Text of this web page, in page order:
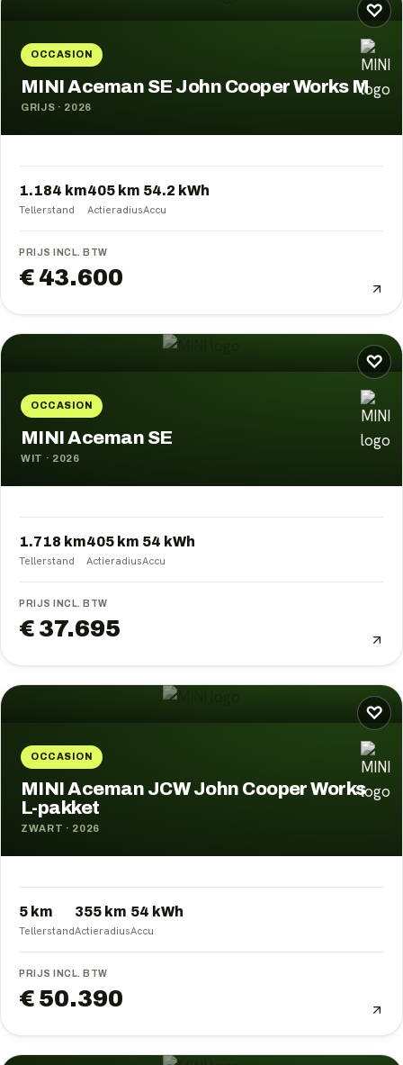
♡
OCCASION
MINI Aceman SE John Cooper Works M
GRIJS · 2026
1.184 km
Tellerstand
405 km
Actieradius
54.2 kWh
Accu
PRIJS INCL. BTW
€ 43.600
♡
OCCASION
MINI Aceman SE
WIT · 2026
1.718 km
Tellerstand
405 km
Actieradius
54 kWh
Accu
PRIJS INCL. BTW
€ 37.695
♡
OCCASION
MINI Aceman JCW John Cooper Works
L-pakket
ZWART · 2026
5 km
Tellerstand
355 km
Actieradius
54 kWh
Accu
PRIJS INCL. BTW
€ 50.390